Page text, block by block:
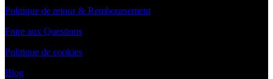
Politique de retour & Remboursement
Foire aux Questions
Politique de cookies
Blog